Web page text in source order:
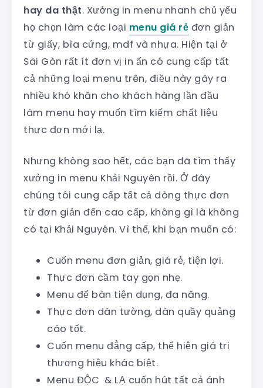
hay da thật. Xưởng in menu nhanh chủ yếu
họ chọn làm các loại menu giá rẻ đơn giản
từ giấy, bìa cứng, mdf và nhựa. Hiện tại ở
Sài Gòn rất ít đơn vị in ấn có cung cấp tất
cả những loại menu trên, điều này gây ra
nhiều khó khăn cho khách hàng lần đầu
làm menu hay muốn tìm kiếm chất liệu
thực đơn mới lạ.
Nhưng không sao hết, các bạn đã tìm thấy
xưởng in menu Khải Nguyên rồi. Ở đây
chúng tôi cung cấp tất cả dòng thực đơn
từ đơn giản đến cao cấp, không gì là không
có tại Khải Nguyên. Vì thế, khi bạn muốn có:
Cuốn menu đơn giản, giá rẻ, tiện lợi.
Thực đơn cầm tay gọn nhẹ.
Menu để bàn tiện dụng, đa năng.
Thực đơn dán tường, dán quầy quảng
cáo tốt.
Cuốn menu đẳng cấp, thể hiện giá trị
thương hiệu khác biệt.
Menu ĐỘC & LẠ cuốn hút tất cả ánh